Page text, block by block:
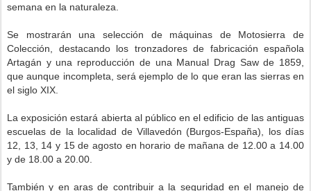
semana en la naturaleza.
Se mostrarán una selección de máquinas de Motosierra de
Colección, destacando los tronzadores de fabricación española
Artagán y una reproducción de una Manual Drag Saw de 1859,
que aunque incompleta, será ejemplo de lo que eran las sierras en
el siglo XIX.
La exposición estará abierta al público en el edificio de las antiguas
escuelas de la localidad de Villavedón (Burgos-España), los días
12, 13, 14 y 15 de agosto en horario de mañana de 12.00 a 14.00
y de 18.00 a 20.00.
También y en aras de contribuir a la seguridad en el manejo de